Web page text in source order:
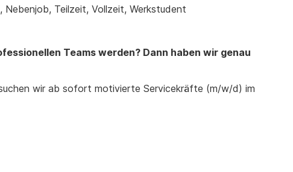
Nebenjob, Teilzeit, Vollzeit, Werkstudent
Teams werden? Dann haben wir genau
wir ab sofort motivierte Servicekräfte (m/w/d) im